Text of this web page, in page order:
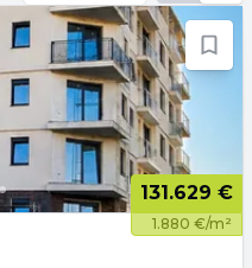
131.629 €
1.880 €/m²